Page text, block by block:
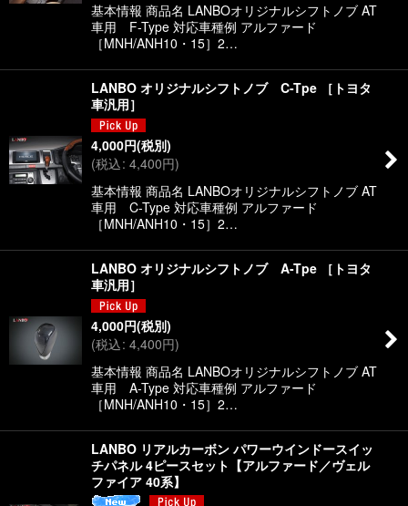
基本情報 商品名 LANBOオリジナルシフトノブ AT
車用 F-Type 対応車種例 アルファード
［MNH/ANH10・15］2…
LANBO オリジナルシフトノブ C-Tpe ［トヨタ
車汎用］
4,000円(税別)
(税込: 4,400円)
基本情報 商品名 LANBOオリジナルシフトノブ AT
車用 C-Type 対応車種例 アルファード
［MNH/ANH10・15］2…
LANBO オリジナルシフトノブ A-Tpe ［トヨタ
車汎用］
4,000円(税別)
(税込: 4,400円)
基本情報 商品名 LANBOオリジナルシフトノブ AT
車用 A-Type 対応車種例 アルファード
［MNH/ANH10・15］2…
LANBO リアルカーボン パワーウインドースイッ
チパネル 4ピースセット【アルファード／ヴェル
ファイア 40系】